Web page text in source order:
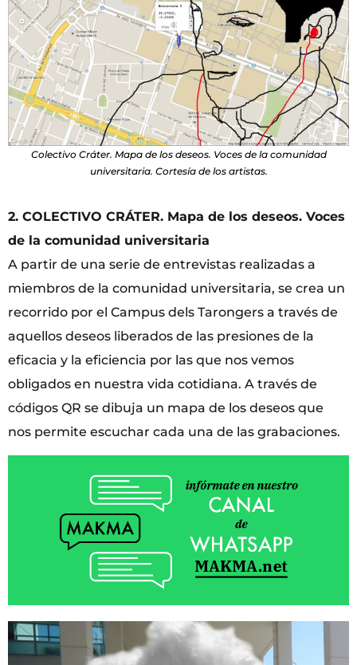
Colectivo Cráter. Mapa de los deseos. Voces de la comunidad
universitaria. Cortesía de los artistas.
2. COLECTIVO CRÁTER. Mapa de los deseos. Voces
de la comunidad universitaria
A partir de una serie de entrevistas realizadas a
miembros de la comunidad universitaria, se crea un
recorrido por el Campus dels Tarongers a través de
aquellos deseos liberados de las presiones de la
eficacia y la eficiencia por las que nos vemos
obligados en nuestra vida cotidiana. A través de
códigos QR se dibuja un mapa de los deseos que
nos permite escuchar cada una de las grabaciones.